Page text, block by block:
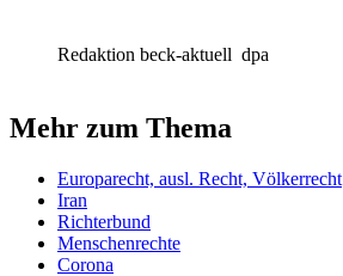
Redaktion beck-aktuell dpa
Mehr zum Thema
Europarecht, ausl. Recht, Völkerrecht
Iran
Richterbund
Menschenrechte
Corona